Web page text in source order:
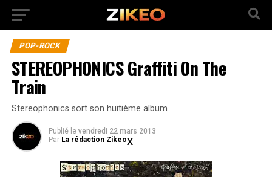
POP-ROCK
STEREOPHONICS Graffiti On The
Train
Stereophonics sort son huitième album
Publié le vendredi 22 mars 2013
Par La rédaction Zikeo